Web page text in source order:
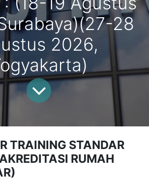
28
2026,
TRAINING STANDAR
RUMAH